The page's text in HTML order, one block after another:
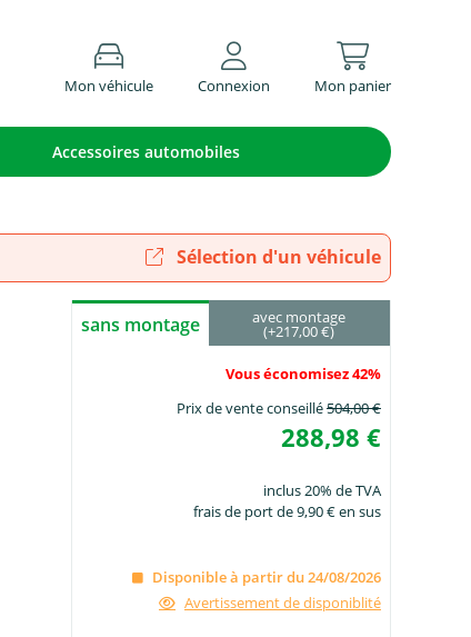
Mon véhicule Connexion Mon panier
Accessoires automobiles
Sélection d'un véhicule
sans montage avec montage
(+217,00 €)
Vous économisez 42%
Prix de vente conseillé504,00 €
288,98 €
inclus 20% de TVA
frais de port de 9,90 € en sus
Disponible à partir du 24/08/2026
Avertissement de disponiblité